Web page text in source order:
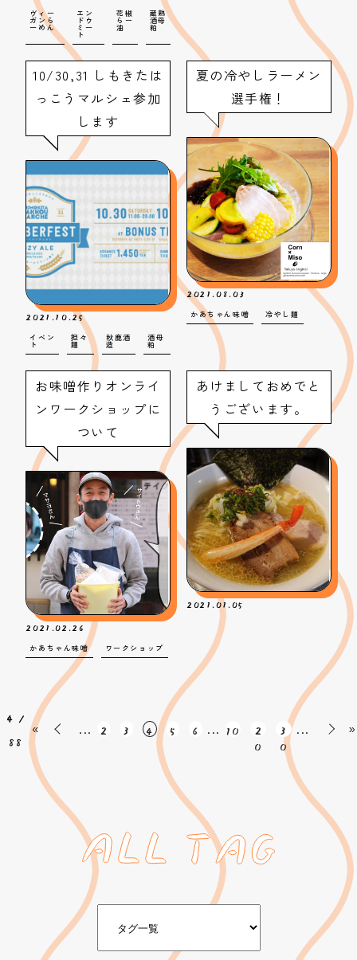
ヴィー
ガンら
ーめん
エン
ドウ
ミー
ト
花椒
らー
油
蔵熟
酒母
粕
10/30,31 しもきたは
っこうマルシェ参加
します
2021.10.25
イベン
ト
担々
麺
秋鹿酒
造
酒母
粕
夏の冷やしラーメン
選手権！
2021.08.03
かあちゃん味噌 冷やし麺
お味噌作りオンライ
ンワークショップに
ついて
2021.02.26
かあちゃん味噌 ワークショップ
あけましておめでと
うございます。
2021.01.05
4 /
88
«
«
... 2 3 4 5 6 ... 10
2
0
3
0
...
»
»